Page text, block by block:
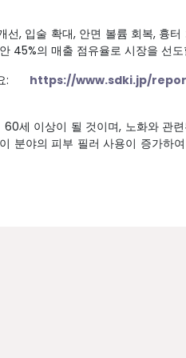
, 입술 확대, 안면 볼륨 회복, 흉
45%의 매출 점유율로 시장을 선
: https://www.sdki.jp/
세 이상이 될 것이며, 노화와 관
분야의 피부 필러 사용이 증가하